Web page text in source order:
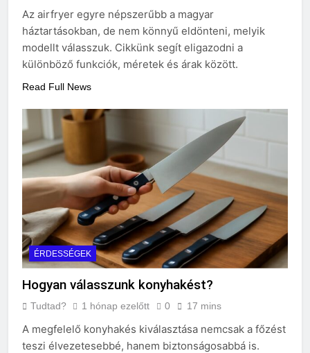
választani?
Az airfryer egyre népszerűbb a magyar
háztartásokban, de nem könnyű eldönteni, melyik
modellt válasszuk. Cikkünk segít eligazodni a
különböző funkciók, méretek és árak között.
Read Full News
ÉRDESSÉGEK
Hogyan válasszunk konyhakést?
Tudtad? 1 hónap ezelőtt 0 17 mins
A megfelelő konyhakés kiválasztása nemcsak a főzést
teszi élvezetesebbé, hanem biztonságosabbá is.